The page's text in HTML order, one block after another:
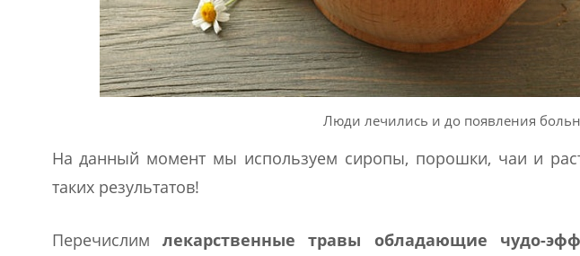
Люди лечились и до появления
На данный момент мы используем сиропы, порошки, чаи и
таких результатов!
Перечислим лекарственные травы обладающие чудо-